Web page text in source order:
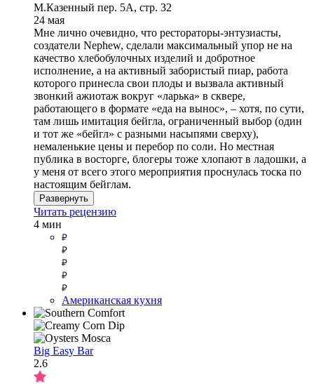
М.Казенный пер. 5А, стр. 32
24 мая
Мне лично очевидно, что рестораторы-энтузиасты,
создатели Nephew, сделали максимальный упор не на
качество хлебобулочных изделий и добротное
исполнение, а на активный забористый пиар, работа
которого принесла свои плоды и вызвала активный
звонкий ажиотаж вокруг «ларька» в сквере,
работающего в формате «еда на вынос», – хотя, по сути,
там лишь имитация бейгла, ограниченный выбор (один
и тот же «бейгл» с разными насыпями сверху),
немаленькие цены и перебор по соли. Но местная
публика в восторге, блогеры тоже хлопают в ладошки, а
у меня от всего этого мероприятия проснулась тоска по
настоящим бейглам.
Развернуть
Читать рецензию
4 мин
Американская кухня
Big Easy Bar
2.6